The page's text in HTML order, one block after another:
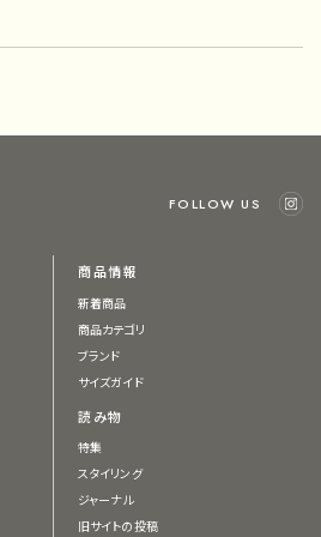
FOLLOW US
商品情報
新着商品
商品カテゴリ
ブランド
サイズガイド
読み物
特集
スタイリング
ジャーナル
旧サイトの投稿